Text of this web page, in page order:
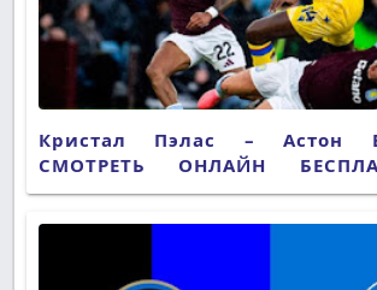
Кристал Пэлас – Астон
СМОТРЕТЬ ОНЛАЙН
(ПРЯМАЯ ТРАНСЛЯЦИЯ)